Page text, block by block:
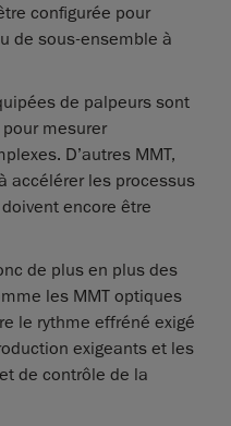
configurée pour
de sous-ensemble à
de palpeurs sont
mesurer
D’autres MMT,
accélérer les processus
encore être
de plus en plus des
les MMT optiques
le rythme effréné exigé
exigeants et les
de contrôle de la